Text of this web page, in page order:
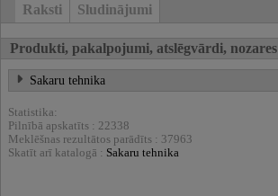
Raksti
Sludinājumi
Produkti, pakalpojumi, atslēgvārdi, nozares
Sakaru tehnika
Statistika:
Pilnībā apskatīts : 22338
Meklēšnas rezultātos parādīts : 37963
Skatīt arī katalogā : Sakaru tehnika